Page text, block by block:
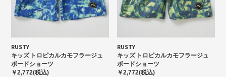
RUSTY
キッズ トロピカルカモフラージュ
ボードショーツ
￥2,772(税込)
RUSTY
キッズ トロピカルカモフラージュ
ボードショーツ
￥2,772(税込)